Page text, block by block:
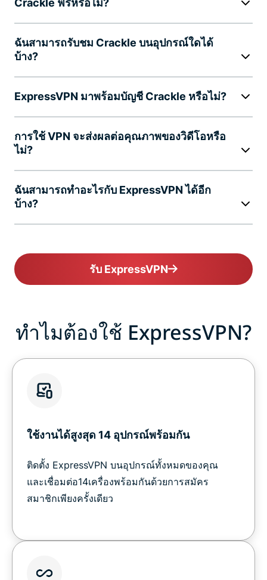
Crackle ฟรีหรือไม่?
ฉันสามารถรับชม Crackle บนอุปกรณ์ใดได้
บ้าง?
ExpressVPN มาพร้อมบัญชี Crackle หรือไม่?
การใช้ VPN จะส่งผลต่อคุณภาพของวิดีโอหรือ
ไม่?
ฉันสามารถทำอะไรกับ ExpressVPN ได้อีก
บ้าง?
รับ ExpressVPN
ทำไมต้องใช้ ExpressVPN?
ใช้งานได้สูงสุด 14 อุปกรณ์พร้อมกัน
ติดตั้ง ExpressVPN บนอุปกรณ์ทั้งหมดของคุณ
และเชื่อมต่อ14เครื่องพร้อมกันด้วยการสมัคร
สมาชิกเพียงครั้งเดียว